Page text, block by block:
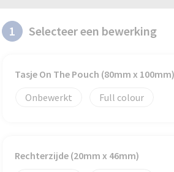
1 Selecteer een bewerking
Tasje On The Pouch (80mm x 100mm)
Onbewerkt
Full colour
Rechterzijde (20mm x 46mm)